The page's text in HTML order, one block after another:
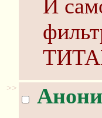
И
>>